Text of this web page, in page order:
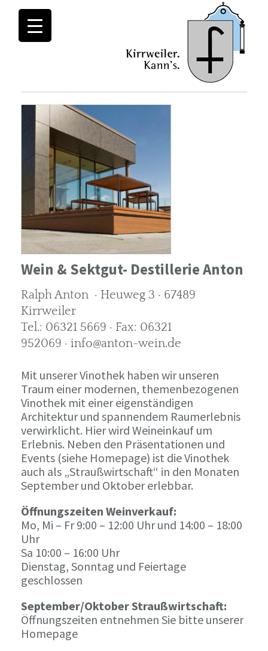
Wein & Sektgut- Destillerie Anton
Ralph Anton · Heuweg 3 · 67489
Kirrweiler
Tel.: 06321 5669 · Fax: 06321
952069 · info@anton-wein.de
Mit unserer Vinothek haben wir unseren
Traum einer modernen, themenbezogenen
Vinothek mit einer eigenständigen
Architektur und spannendem Raumerlebnis
verwirklicht. Hier wird Weineinkauf um
Erlebnis. Neben den Präsentationen und
Events (siehe Homepage) ist die Vinothek
auch als „Straußwirtschaft“ in den Monaten
September und Oktober erlebbar.
Öffnungszeiten Weinverkauf:
Mo, Mi – Fr 9:00 – 12:00 Uhr und 14:00 – 18:00
Uhr
Sa 10:00 – 16:00 Uhr
Dienstag, Sonntag und Feiertage
geschlossen
September/Oktober Straußwirtschaft:
Öffnungszeiten entnehmen Sie bitte unserer
Homepage